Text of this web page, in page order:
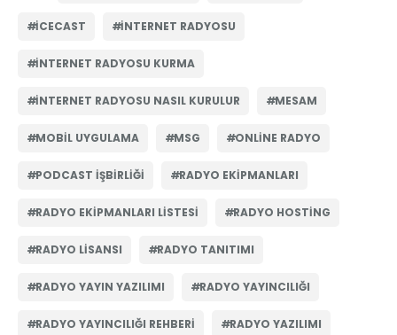
ICECAST INTERNET RADYOSU
INTERNET RADYOSU KURMA
INTERNET RADYOSU NASIL KURULUR MESAM
MOBIL UYGULAMA MSG ONLINE RADYO
PODCAST IŞBIRLIĞI RADYO EKIPMANLARI
RADYO EKIPMANLARI LISTESI RADYO HOSTING
RADYO LISANSI RADYO TANITIMI
RADYO YAYIN YAZILIMI RADYO YAYINCILIĞI
RADYO YAYINCILIĞI REHBERI RADYO YAZILIMI